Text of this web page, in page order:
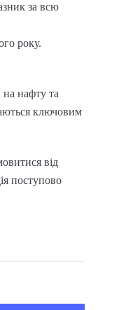
за всю
року.
на нафту та
ключовим
від
поступово